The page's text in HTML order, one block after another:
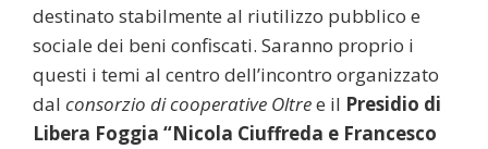
destinato stabilmente al riutilizzo pubblico e
sociale dei beni confiscati. Saranno proprio i
questi i temi al centro dell’incontro organizzato
dal consorzio di cooperative Oltree il Presidio di
Libera Foggia “Nicola Ciuffreda e Francesco